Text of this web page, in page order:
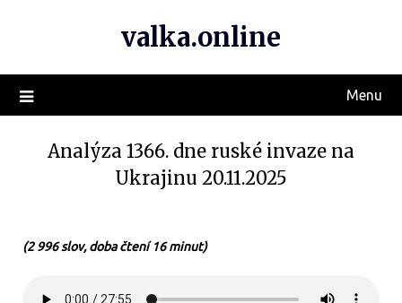
valka.online
Menu
Analýza 1366. dne ruské invaze na
Ukrajinu 20.11.2025
(2 996 slov, doba čtení 16 minut)